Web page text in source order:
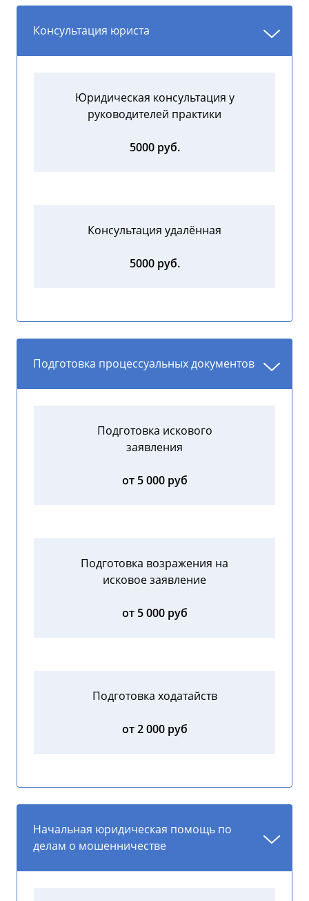
Консультация юриста
Юридическая консультация у
руководителей практики
5000 руб.
Консультация удалённая
5000 руб.
Подготовка процессуальных документов
Подготовка искового
заявления
от 5 000 руб
Подготовка возражения на
исковое заявление
от 5 000 руб
Подготовка ходатайств
от 2 000 руб
Начальная юридическая помощь по
делам о мошенничестве